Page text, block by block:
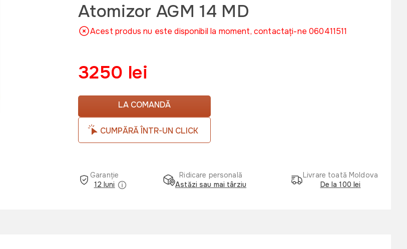
Atomizor AGM 14 MD
Acest produs nu este disponibil la moment, contactați-ne 060411511
3250 lei
LA COMANDĂ
CUMPĂRĂ ÎNTR-UN CLICK
Garanție
12 luni
Ridicare personală
Astăzi sau mai târziu
Livrare toată Moldova
De la 100 lei